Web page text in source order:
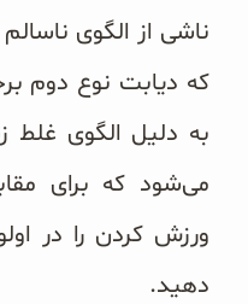
ناشی از الگوی
که دیابت نوع دوم
به دلیل الگوی غلط
می‌شود که برای
ورزش کردن را در
دهید.